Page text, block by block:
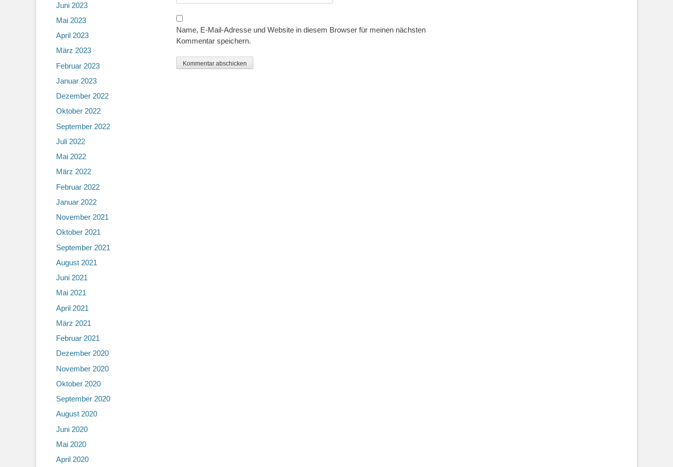
Name, E-Mail-Adresse und Website in diesem Browser für meinen nächsten
Kommentar speichern.
Juni 2023
Mai 2023
April 2023
März 2023
Februar 2023
Januar 2023
Dezember 2022
Oktober 2022
September 2022
Juli 2022
Mai 2022
März 2022
Februar 2022
Januar 2022
November 2021
Oktober 2021
September 2021
August 2021
Juni 2021
Mai 2021
April 2021
März 2021
Februar 2021
Dezember 2020
November 2020
Oktober 2020
September 2020
August 2020
Juni 2020
Mai 2020
April 2020